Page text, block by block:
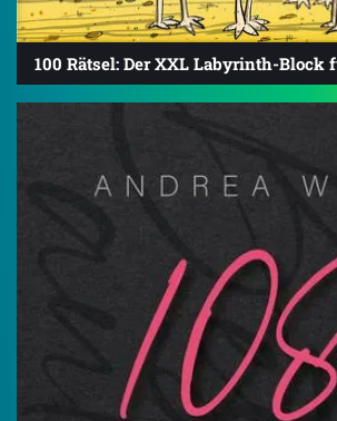
100 Rätsel: Der XXL Labyrinth-Block